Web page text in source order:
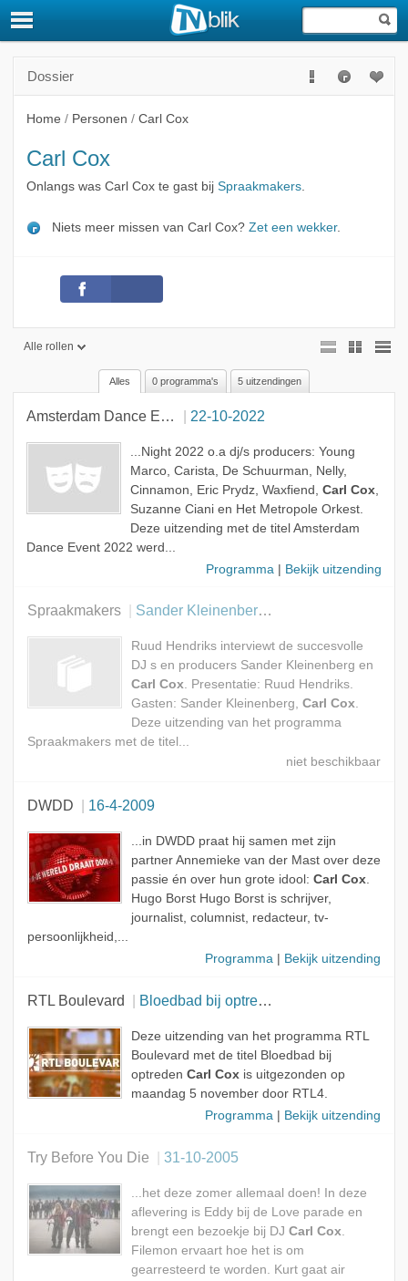
Dossier
Home / Personen / Carl Cox
Carl Cox
Onlangs was Carl Cox te gast bij Spraakmakers.
Niets meer missen van Carl Cox? Zet een wekker.
Alle rollen
Alle rollen
Gast
Alles 0 programma's 5 uitzendingen
Amsterdam Dance Event 2022 22-10-2022
...Night 2022 o.a dj/s producers: Young
Marco, Carista, De Schuurman, Nelly,
Cinnamon, Eric Prydz, Waxfiend, Carl Cox,
Suzanne Ciani en Het Metropole Orkest.
Deze uitzending met de titel Amsterdam
Dance Event 2022 werd...
Programma
Bekijk uitzending
Spraakmakers Sander Kleinenberg en Carl Cox
Ruud Hendriks interviewt de succesvolle
DJ s en producers Sander Kleinenberg en
Carl Cox. Presentatie: Ruud Hendriks.
Gasten: Sander Kleinenberg, Carl Cox.
Deze uitzending van het programma
Spraakmakers met de titel...
DWDD 16-4-2009
...in DWDD praat hij samen met zijn
partner Annemieke van der Mast over deze
passie én over hun grote idool: Carl Cox.
Hugo Borst Hugo Borst is schrijver,
journalist, columnist, redacteur, tv-
persoonlijkheid,...
Programma
Bekijk uitzending
RTL Boulevard Bloedbad bij optreden Carl Cox
Deze uitzending van het programma RTL
Boulevard met de titel Bloedbad bij
optreden Carl Coxis uitgezonden op
maandag 5 november door RTL4.
Programma
Bekijk uitzending
Try Before You Die 31-10-2005
...het deze zomer allemaal doen! In deze
aflevering is Eddy bij de Love parade en
brengt een bezoekje bij DJ Carl Cox.
Filemon ervaart hoe het is om
gearresteerd te worden. Kurt gaat air